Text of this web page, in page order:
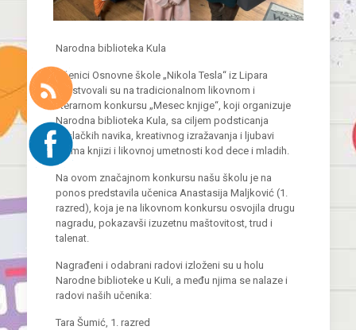
Narodna biblioteka Kula
Učenici Osnovne škole „Nikola Tesla“ iz Lipara
učestvovali su na tradicionalnom likovnom i
literarnom konkursu „Mesec knjige“, koji organizuje
Narodna biblioteka Kula, sa ciljem podsticanja
čitalačkih navika, kreativnog izražavanja i ljubavi
prema knjizi i likovnoj umetnosti kod dece i mladih.
Na ovom značajnom konkursu našu školu je na
ponos predstavila učenica Anastasija Maljković (1.
razred), koja je na likovnom konkursu osvojila drugu
nagradu, pokazavši izuzetnu maštovitost, trud i
talenat.
Nagrađeni i odabrani radovi izloženi su u holu
Narodne biblioteke u Kuli, a među njima se nalaze i
radovi naših učenika:
Tara Šumić, 1. razred